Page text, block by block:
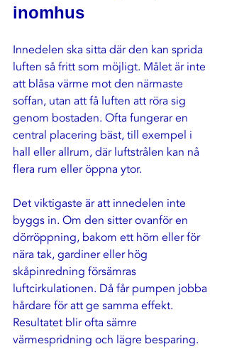
inomhus
Innedelen ska sitta där den kan sprida
luften så fritt som möjligt. Målet är inte
att blåsa värme mot den närmaste
soffan, utan att få luften att röra sig
genom bostaden. Ofta fungerar en
central placering bäst, till exempel i
hall eller allrum, där luftstrålen kan nå
flera rum eller öppna ytor.
Det viktigaste är att innedelen inte
byggs in. Om den sitter ovanför en
dörröppning, bakom ett hörn eller för
nära tak, gardiner eller hög
skåpinredning försämras
luftcirkulationen. Då får pumpen jobba
hårdare för att ge samma effekt.
Resultatet blir ofta sämre
värmespridning och lägre besparing.